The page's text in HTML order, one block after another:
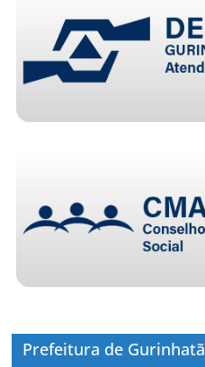
Prefeitura de Gurinhatã